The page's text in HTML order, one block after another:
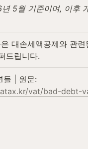
5월 기준이며, 이후
대손세액공제와 관련
드립니다.
vat/bad-debt-